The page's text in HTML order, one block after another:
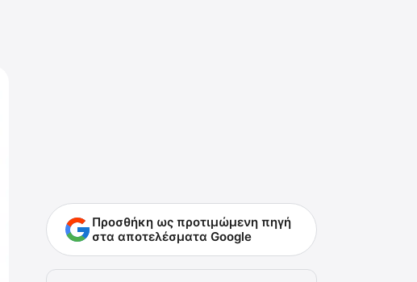
Προσθήκη ως προτιμώμενη πηγή
στα αποτελέσματα Google